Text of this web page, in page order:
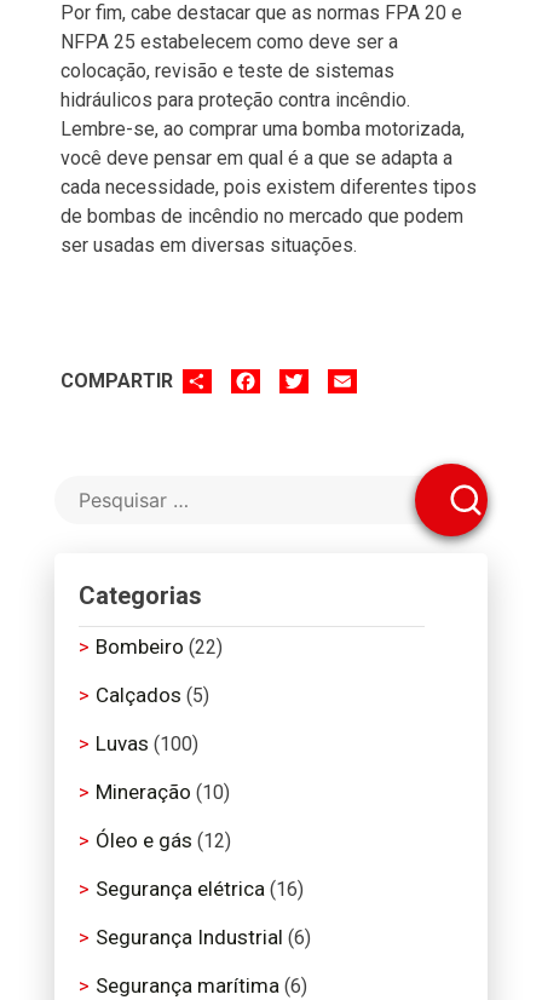
Por fim, cabe destacar que as normas FPA 20 e
NFPA 25 estabelecem como deve ser a
colocação, revisão e teste de sistemas
hidráulicos para proteção contra incêndio.
Lembre-se, ao comprar uma bomba motorizada,
você deve pensar em qual é a que se adapta a
cada necessidade, pois existem diferentes tipos
de bombas de incêndio no mercado que podem
ser usadas em diversas situações.
COMPARTIR SHARE FACEBOOKTWITTER
Categorias
Bombeiro (22)
Calçados (5)
Luvas (100)
Mineração (10)
Óleo e gás (12)
Segurança elétrica(16)
Segurança Industrial (6)
Segurança marítima(6)